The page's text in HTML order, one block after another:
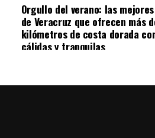
Orgullo del verano: las
de Veracruz que ofrecen más
kilómetros de costa dorada
cálidas y tranquilas